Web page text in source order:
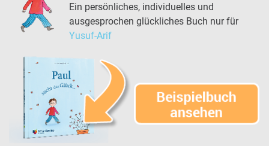
Ein persönliches, individuelles und
ausgesprochen glückliches Buch nur für
Yusuf-Arif